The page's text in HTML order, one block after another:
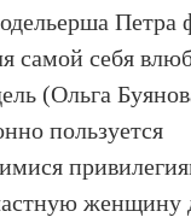
Петра
самой себя
(Ольга
пользуется
женщину